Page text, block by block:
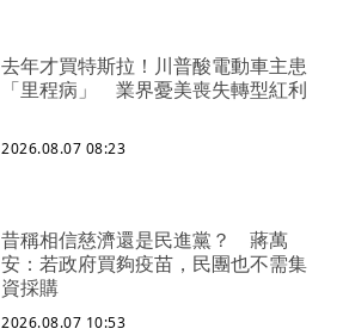
去年才買特斯拉！川普酸電動車主患
「里程病」 業界憂美喪失轉型紅利
2026.08.07 08:23
昔稱相信慈濟還是民進黨？ 蔣萬
安：若政府買夠疫苗，民團也不需集
資採購
2026.08.07 10:53